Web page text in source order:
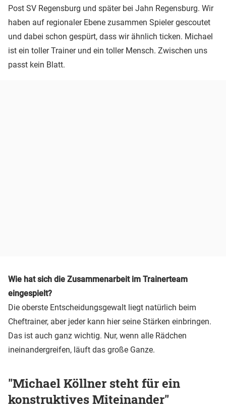
Post SV Regensburg und später bei Jahn Regensburg. Wir
haben auf regionaler Ebene zusammen Spieler gescoutet
und dabei schon gespürt, dass wir ähnlich ticken. Michael
ist ein toller Trainer und ein toller Mensch. Zwischen uns
passt kein Blatt.
Wie hat sich die Zusammenarbeit im Trainerteam
eingespielt?
Die oberste Entscheidungsgewalt liegt natürlich beim
Cheftrainer, aber jeder kann hier seine Stärken einbringen.
Das ist auch ganz wichtig. Nur, wenn alle Rädchen
ineinandergreifen, läuft das große Ganze.
"Michael Köllner steht für ein
konstruktives Miteinander"